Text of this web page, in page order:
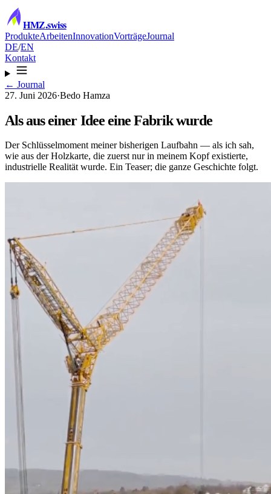
HMZ.swiss
ProdukteArbeitenInnovationVorträgeJournal
DE/EN
Kontakt
← Journal
27. Juni 2026·Bedo Hamza
Als aus einer Idee eine Fabrik wurde
Der Schlüsselmoment meiner bisherigen Laufbahn — als ich sah,
wie aus der Holzkarte, die zuerst nur in meinem Kopf existierte,
industrielle Realität wurde. Ein Teaser; die ganze Geschichte folgt.